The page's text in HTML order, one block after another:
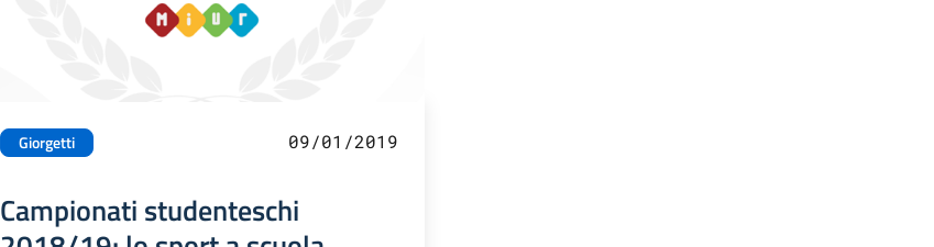
Giorgetti 09/01/2019
Campionati studenteschi